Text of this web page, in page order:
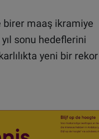
birer maaş ikramiye
sonu hedeflerini
yeni bir rekor